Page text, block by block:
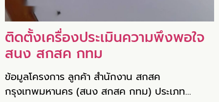
ติดตั้งเครื่องประเมินความพึงพอใจ
สนง สกสค กทม
ข้อมูลโครงการ ลูกค้า สำนักงาน สกสค
กรุงเทพมหานคร (สนง สกสค กทม) ประเภท…